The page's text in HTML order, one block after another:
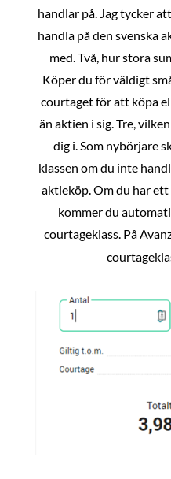
handlar på. Jag tycker
handla på den svenska
med. Två, hur stora
Köper du för väldigt
courtaget för att köpa
än aktien i sig. Tre,
dig i. Som nybörjare
klassen om du inte
aktieköp. Om du har
kommer du
courtageklass. På